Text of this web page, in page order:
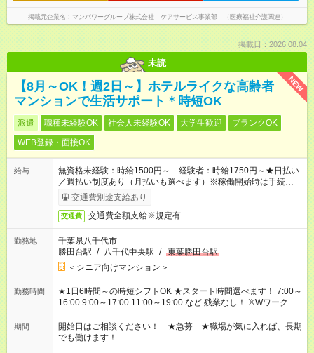
掲載元企業名 マンパワーグループ株式会社 ケアサービス事業部 （医療福祉介護関連）
掲載日：2026.08.04
未読
NEW
【8月～OK！週2日～】ホテルライクな高齢者
マンションで生活サポート＊時短OK
派遣 職種未経験OK 社会人未経験OK 大学生歓迎
ブランクOK
WEB登録・面接OK
給与
無資格未経験：時給1500円～ 経験者：時給1750円～★日払い
／週払い制度あり（月払いも選べます）※稼働開始時は手続き完
了次第のお支払いとなります。
交通費別途支給あり
交通費 交通費全額支給※規定有
勤務地
千葉県八千代市
勝田台駅 / 八千代中央駅 / 東葉勝田台駅
＜シニア向けマンション＞
勤務時間
★1日6時間～の時短シフトOK ★スタート時間選べます！ 7:00～
16:00 9:00～17:00 11:00～19:00 など 残業なし！ ※Wワークの
場合、他のお仕事と合わせ週40時間超の就業はご案内できませ
ん ※法令に基づき、週20時間以上勤務は社会保険への加入対象
となります ※労働者派遣法（日雇い派遣の原則禁止）により、
短時間・短期間の就業はご案内が難しい場合があります
期間
開始日はご相談ください！ ★急募 ★職場が気に入れば、長期
でも働けます！